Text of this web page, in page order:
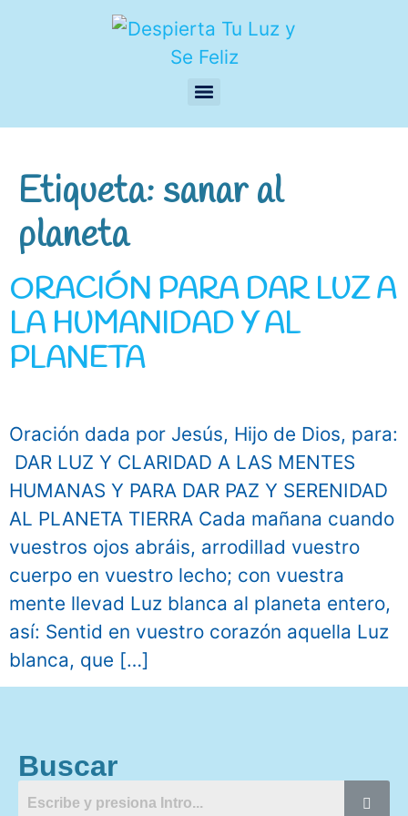
Etiqueta: sanar al
planeta
ORACIÓN PARA DAR LUZ A
LA HUMANIDAD Y AL
PLANETA
Oración dada por Jesús, Hijo de Dios, para:
DAR LUZ Y CLARIDAD A LAS MENTES
HUMANAS Y PARA DAR PAZ Y SERENIDAD
AL PLANETA TIERRA Cada mañana cuando
vuestros ojos abráis, arrodillad vuestro
cuerpo en vuestro lecho; con vuestra
mente llevad Luz blanca al planeta entero,
así: Sentid en vuestro corazón aquella Luz
blanca, que […]
Buscar